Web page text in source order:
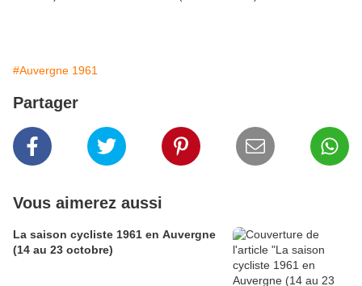
#Auvergne 1961
Partager
Vous aimerez aussi
La saison cycliste 1961 en Auvergne
(14 au 23 octobre)